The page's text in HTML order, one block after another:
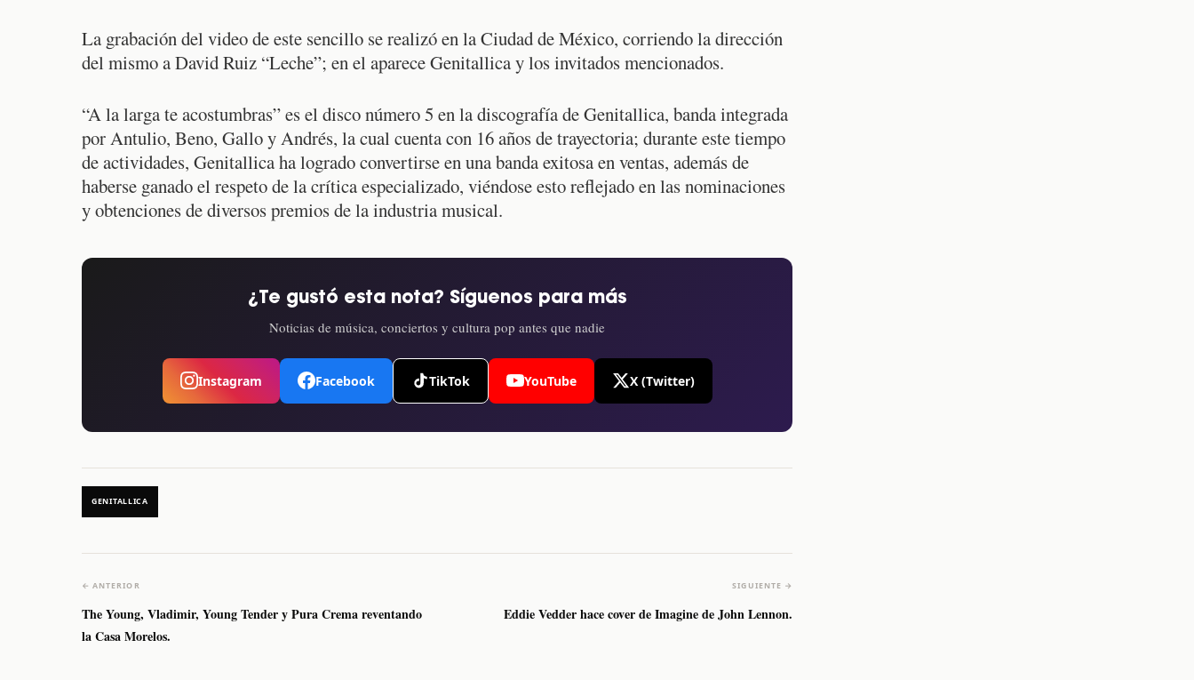
La grabación del video de este sencillo se realizó en la Ciudad de México, corriendo la dirección
del mismo a David Ruiz “Leche”; en el aparece Genitallica y los invitados mencionados.
“A la larga te acostumbras” es el disco número 5 en la discografía de Genitallica, banda integrada
por Antulio, Beno, Gallo y Andrés, la cual cuenta con 16 años de trayectoria; durante este tiempo
de actividades, Genitallica ha logrado convertirse en una banda exitosa en ventas, además de
haberse ganado el respeto de la crítica especializado, viéndose esto reflejado en las nominaciones
y obtenciones de diversos premios de la industria musical.
¿Te gustó esta nota? Síguenos para más
Noticias de música, conciertos y cultura pop antes que nadie
Instagram Facebook TikTok YouTube X (Twitter)
GENITALLICA
← ANTERIOR
The Young, Vladimir, Young Tender y Pura Crema reventando
la Casa Morelos.
SIGUIENTE →
Eddie Vedder hace cover de Imagine de John Lennon.